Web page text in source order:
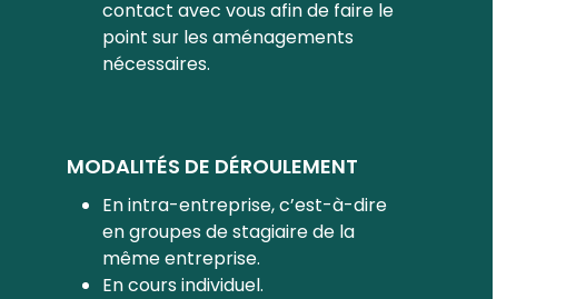
contact avec vous afin de faire le
point sur les aménagements
nécessaires.
MODALITÉS DE DÉROULEMENT
En intra-entreprise, c’est-à-dire
en groupes de stagiaire de la
même entreprise.
En cours individuel.